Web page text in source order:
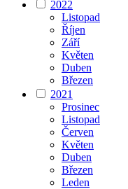
2022
Listopad
Říjen
Září
Květen
Duben
Březen
2021
Prosinec
Listopad
Červen
Květen
Duben
Březen
Leden